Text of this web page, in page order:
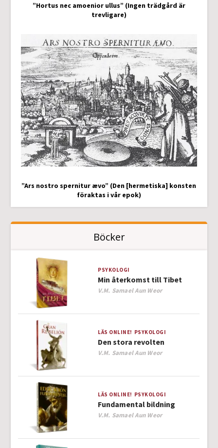
”Hortus nec amoenior ullus” (Ingen trädgård är
trevligare)
”Ars nostro spernitur ævo” (Den [hermetiska] konsten
föraktas i vår epok)
Böcker
PSYKOLOGI
Min återkomst till Tibet
Author
V.M. Samael Aun Weor
LÄS ONLINE! PSYKOLOGI
Den stora revolten
Author
V.M. Samael Aun Weor
LÄS ONLINE! PSYKOLOGI
Fundamental bildning
Author
V.M. Samael Aun Weor